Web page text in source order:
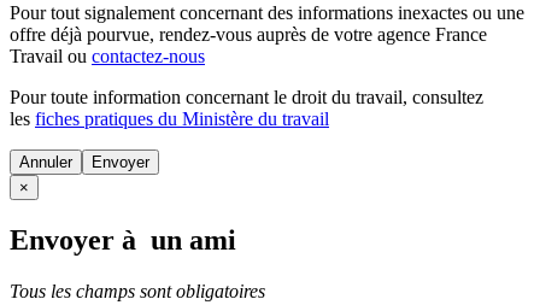
Pour tout signalement concernant des informations inexactes ou une
offre déjà pourvue, rendez-vous auprès de votre agence France
Travail ou contactez-nous
Pour toute information concernant le droit du travail, consultez
les fiches pratiques du Ministère du travail
Annuler
×
Envoyer à un ami
Tous les champs sont obligatoires